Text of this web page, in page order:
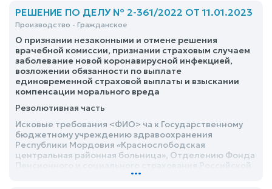
РЕШЕНИЕ ПО ДЕЛУ № 2-361/2022 ОТ 11.01.2023
Производство - Гражданское
О признании незаконными и отмене решения
врачебной комиссии, признании страховым случаем
заболевание новой коронавирусной инфекцией,
возложении обязанности по выплате
единовременной страховой выплаты и взыскании
компенсации морального вреда
Резолютивная часть
Исковые требования <ФИО> ча к Государственному
бюджетному учреждению здравоохранения
Республики Мордовия «Краснослободская
центральная районная больница», Отделению Фонда
Федерации по Республике Мордовия о признании
...